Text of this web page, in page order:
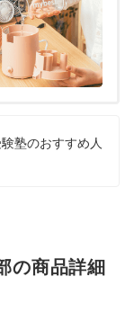
塾のおすすめ人
の商品詳細